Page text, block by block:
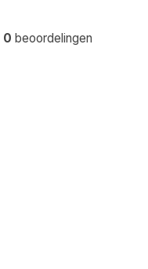
0 beoordelingen